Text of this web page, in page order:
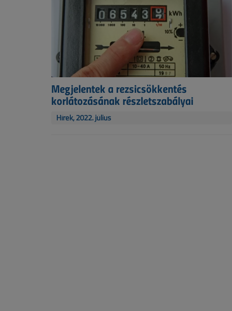
Megjelentek a rezsicsökkentés
korlátozásának részletszabályai
Hírek, 2022. július